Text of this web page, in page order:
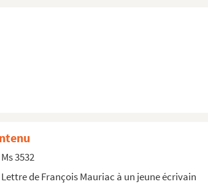
: trois graveurs de l'A...
Ms 3532
Lettre de François Mauriac à un jeune écrivain